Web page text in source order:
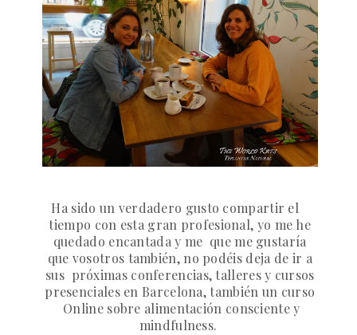
Ha sido un verdadero gusto compartir el
tiempo con esta gran profesional, yo me he
quedado encantada y me que me gustaría
que vosotros también, no podéis deja de ir a
sus próximas conferencias, talleres y cursos
presenciales en Barcelona, también un curso
Online sobre alimentación consciente y
mindfulness.